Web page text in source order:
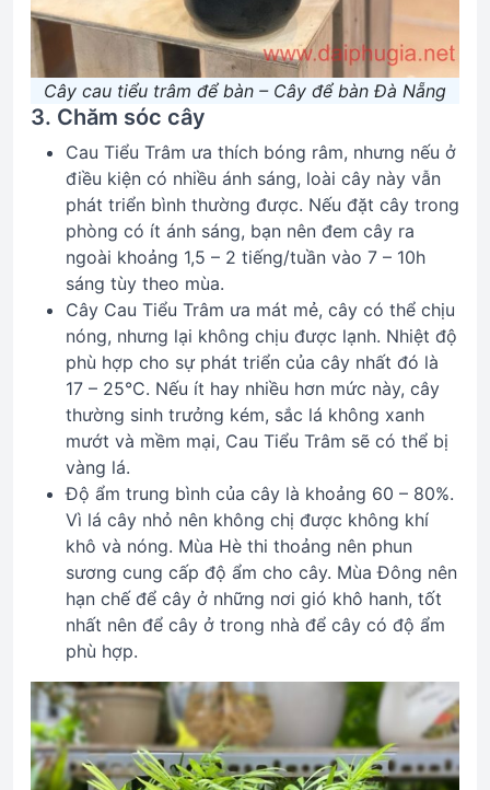
Cây cau tiểu trâm để bàn – Cây để bàn Đà Nẵng
3. Chăm sóc cây
Cau Tiểu Trâm ưa thích bóng râm, nhưng nếu ở
điều kiện có nhiều ánh sáng, loài cây này vẫn
phát triển bình thường được. Nếu đặt cây trong
phòng có ít ánh sáng, bạn nên đem cây ra
ngoài khoảng 1,5 – 2 tiếng/tuần vào 7 – 10h
sáng tùy theo mùa.
Cây Cau Tiểu Trâm ưa mát mẻ, cây có thể chịu
nóng, nhưng lại không chịu được lạnh. Nhiệt độ
phù hợp cho sự phát triển của cây nhất đó là
17 – 25°C. Nếu ít hay nhiều hơn mức này, cây
thường sinh trưởng kém, sắc lá không xanh
mướt và mềm mại, Cau Tiểu Trâm sẽ có thể bị
vàng lá.
Độ ẩm trung bình của cây là khoảng 60 – 80%.
Vì lá cây nhỏ nên không chị được không khí
khô và nóng. Mùa Hè thi thoảng nên phun
sương cung cấp độ ẩm cho cây. Mùa Đông nên
hạn chế để cây ở những nơi gió khô hanh, tốt
nhất nên để cây ở trong nhà để cây có độ ẩm
phù hợp.